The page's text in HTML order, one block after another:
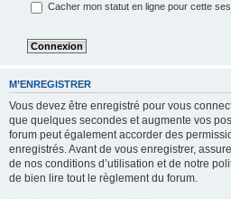
Cacher mon statut en ligne pour cette
M’ENREGISTRER
Vous devez être enregistré pour vous
que quelques secondes et augmente vos
forum peut également accorder des
enregistrés. Avant de vous enregistrer,
de nos conditions d’utilisation et de notre
de bien lire tout le règlement du forum.